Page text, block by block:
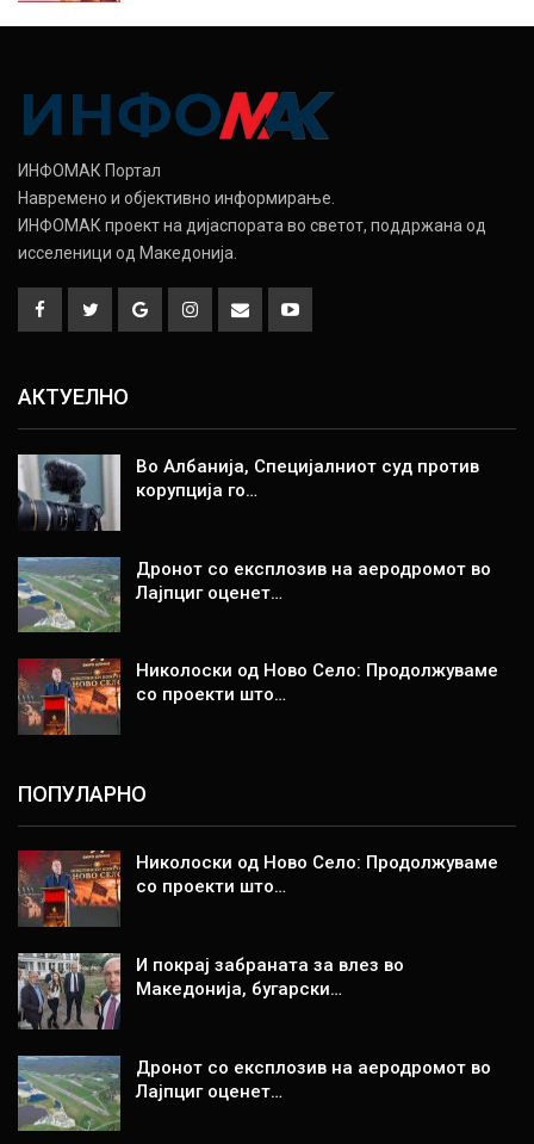
ИНФОМАК Портал
Навремено и објективно информирање.
ИНФОМАК проект на дијаспората во светот, поддржана од
исселеници од Македонија.
АКТУЕЛНО
Во Албанија, Специјалниот суд против
корупција го…
Дронот со експлозив на аеродромот во
Лајпциг оценет…
Николоски од Ново Село: Продолжуваме
со проекти што…
ПОПУЛАРНО
Николоски од Ново Село: Продолжуваме
со проекти што…
И покрај забраната за влез во
Македонија, бугарски…
Дронот со експлозив на аеродромот во
Лајпциг оценет…